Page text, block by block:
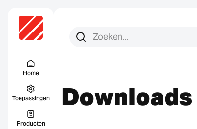
Home
Toepassingen
Producten
Zoeken:
Zoek op
Downloads